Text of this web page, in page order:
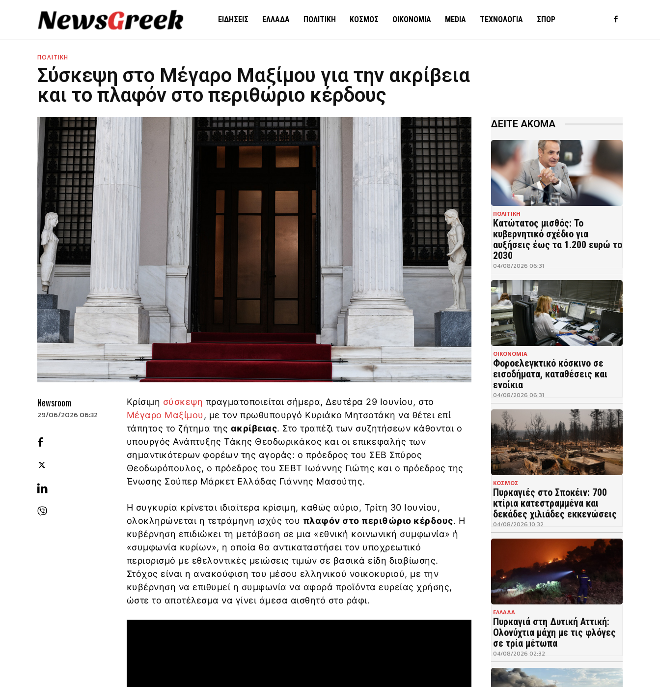
ΕΙΔΗΣΕΙΣ ΕΛΛΑΔΑ ΠΟΛΙΤΙΚΗ ΚΟΣΜΟΣ ΟΙΚΟΝΟΜΙΑ MEDIA ΤΕΧΝΟΛΟΓΙΑ ΣΠΟΡ
ΠΟΛΙΤΙΚΗ
Σύσκεψη στο Μέγαρο Μαξίμου για την ακρίβεια
και το πλαφόν στο περιθώριο κέρδους
Newsroom
29/06/2026 06:32
Κρίσιμη σύσκεψη πραγματοποιείται σήμερα, Δευτέρα 29 Ιουνίου, στο
Μέγαρο Μαξίμου , με τον πρωθυπουργό Κυριάκο Μητσοτάκη να θέτει επί
τάπητος το ζήτημα της ακρίβειας. Στο τραπέζι των συζητήσεων κάθονται ο
υπουργός Ανάπτυξης Τάκης Θεοδωρικάκος και οι επικεφαλής των
σημαντικότερων φορέων της αγοράς: ο πρόεδρος του ΣΕΒ Σπύρος
Θεοδωρόπουλος, ο πρόεδρος του ΣΕΒΤ Ιωάννης Γιώτης και ο πρόεδρος της
Ένωσης Σούπερ Μάρκετ Ελλάδας Γιάννης Μασούτης.
Η συγκυρία κρίνεται ιδιαίτερα κρίσιμη, καθώς αύριο, Τρίτη 30 Ιουνίου,
ολοκληρώνεται η τετράμηνη ισχύς του πλαφόν στο περιθώριο κέρδους. Η
κυβέρνηση επιδιώκει τη μετάβαση σε μια «εθνική κοινωνική συμφωνία» ή
«συμφωνία κυρίων», η οποία θα αντικαταστήσει τον υποχρεωτικό
περιορισμό με εθελοντικές μειώσεις τιμών σε βασικά είδη διαβίωσης.
Στόχος είναι η ανακούφιση του μέσου ελληνικού νοικοκυριού, με την
κυβέρνηση να επιθυμεί η συμφωνία να αφορά προϊόντα ευρείας χρήσης,
ώστε το αποτέλεσμα να γίνει άμεσα αισθητό στο ράφι.
ΔΕΙΤΕ ΑΚΟΜΑ
ΠΟΛΙΤΙΚΗ
Κατώτατος μισθός: Το
κυβερνητικό σχέδιο για
αυξήσεις έως τα 1.200 ευρώ το
2030
04/08/2026 06:31
ΟΙΚΟΝΟΜΙΑ
Φοροελεγκτικό κόσκινο σε
εισοδήματα, καταθέσεις και
ενοίκια
04/08/2026 06:31
ΚΟΣΜΟΣ
Πυρκαγιές στο Σποκέιν: 700
κτίρια κατεστραμμένα και
δεκάδες χιλιάδες εκκενώσεις
04/08/2026 10:32
ΕΛΛΑΔΑ
Πυρκαγιά στη Δυτική Αττική:
Ολονύχτια μάχη με τις φλόγες
σε τρία μέτωπα
04/08/2026 02:32